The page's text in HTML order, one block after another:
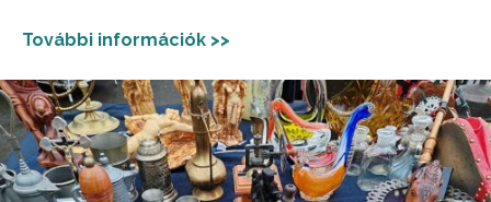
További információk >>